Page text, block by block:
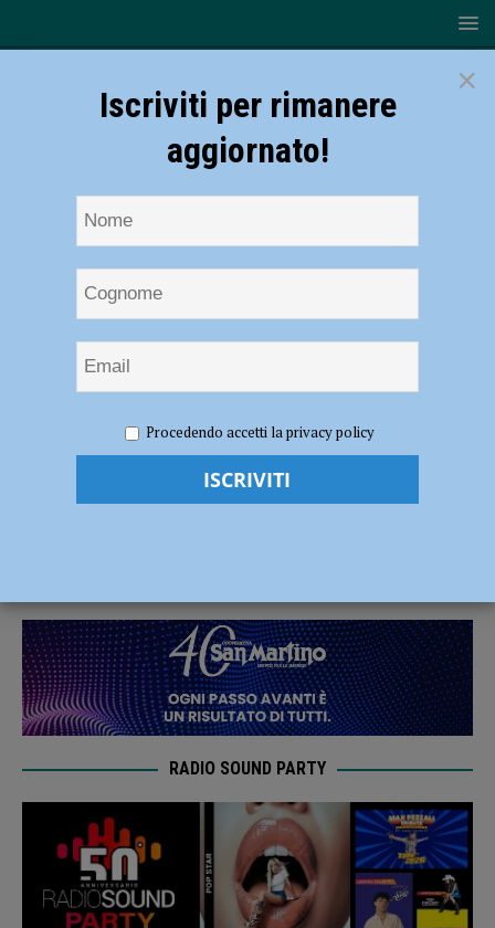
Cevolotto in visita sabato 26 febbraio alla comunità ucraina
Il vescovo monsignor Cevolotto in visita
RADIO SOUND PARTY
×
Iscriviti per rimanere
aggiornato!
Procedendo accetti la privacy policy